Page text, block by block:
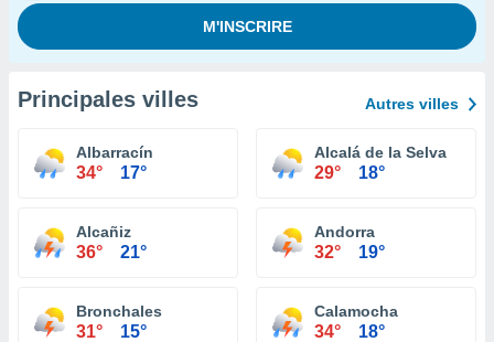
Principales villes Autres villes
Albarracín
34° 17°
Alcalá de la Selva
29° 18°
Alcañiz
36° 21°
Andorra
32° 19°
Bronchales
31° 15°
Calamocha
34° 18°